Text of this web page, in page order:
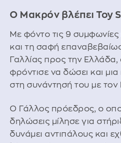
Ο Μακρόν βλέπει Toy
Με φόντο τις 9
και τη σαφή
Γαλλίας προς την
φρόντισε να δώσει και μια
στη συνάντησή του με
Ο Γάλλος πρόεδρος, ο
δηλώσεις μίλησε για
δυνάμει αντιπάλους και